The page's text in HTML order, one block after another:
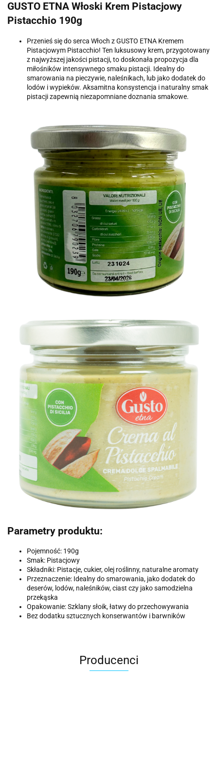
GUSTO ETNA Włoski Krem Pistacjowy
Pistacchio 190g
Przenieś się do serca Włoch z GUSTO ETNA Kremem
Pistacjowym Pistacchio! Ten luksusowy krem, przygotowany
z najwyższej jakości pistacji, to doskonała propozycja dla
miłośników intensywnego smaku pistacji. Idealny do
smarowania na pieczywie, naleśnikach, lub jako dodatek do
lodów i wypieków. Aksamitna konsystencja i naturalny smak
pistacji zapewnią niezapomniane doznania smakowe.
Parametry produktu:
Pojemność: 190g
Smak: Pistacjowy
Składniki: Pistacje, cukier, olej roślinny, naturalne aromaty
Przeznaczenie: Idealny do smarowania, jako dodatek do
deserów, lodów, naleśników, ciast czy jako samodzielna
przekąska
Opakowanie: Szklany słoik, łatwy do przechowywania
Bez dodatku sztucznych konserwantów i barwników
Producenci